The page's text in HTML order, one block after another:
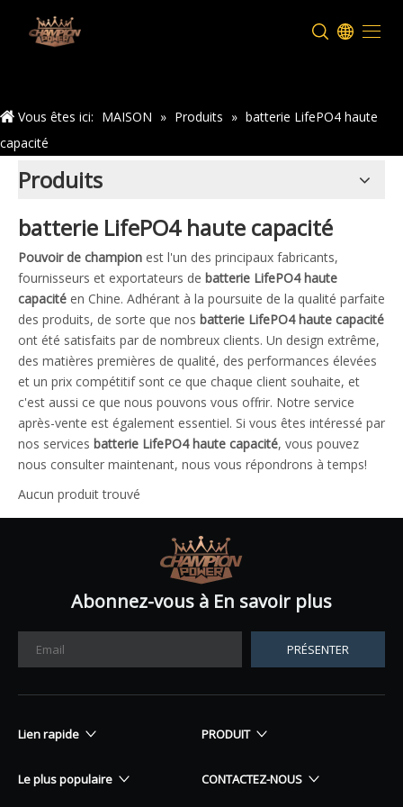
Vous êtes ici: MAISON » Produits » batterie LifePO4 haute
capacité
Produits
batterie LifePO4 haute capacité
Pouvoir de champion est l'un des principaux fabricants,
fournisseurs et exportateurs de batterie LifePO4 haute
capacité en Chine. Adhérant à la poursuite de la qualité parfaite
des produits, de sorte que nos batterie LifePO4 haute capacité
ont été satisfaits par de nombreux clients. Un design extrême,
des matières premières de qualité, des performances élevées
et un prix compétitif sont ce que chaque client souhaite, et
c'est aussi ce que nous pouvons vous offrir. Notre service
après-vente est également essentiel. Si vous êtes intéressé par
nos services batterie LifePO4 haute capacité, vous pouvez
nous consulter maintenant, nous vous répondrons à temps!
Aucun produit trouvé
Abonnez-vous à En savoir plus
PRÉSENTER
Lien rapide PRODUIT
Le plus populaire CONTACTEZ-NOUS